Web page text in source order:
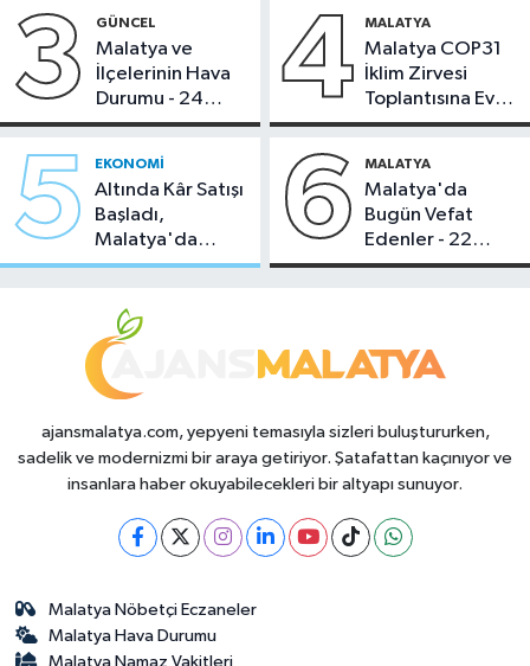
3 GÜNCEL
Malatya ve
İlçelerinin Hava
Durumu - 24
Temmuz 2026
4 MALATYA
Malatya COP31
İklim Zirvesi
Toplantısına Ev
Sahipliği Yaptı
5 EKONOMI
Altında Kâr Satışı
Başladı,
Malatya'da
Makas Ne
6 MALATYA
Malatya'da
Bugün Vefat
Edenler - 22
Temmuz 2026
ajansmalatya.com, yepyeni temasıyla sizleri buluştururken,
sadelik ve modernizmi bir araya getiriyor. Şatafattan kaçınıyor ve
insanlara haber okuyabilecekleri bir altyapı sunuyor.
Malatya Nöbetçi Eczaneler
Malatya Hava Durumu
Malatya Namaz Vakitleri